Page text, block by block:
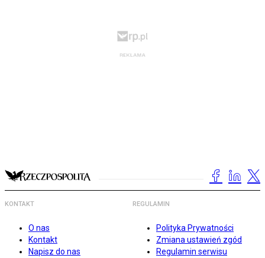
KONTAKT
O nas
Kontakt
Napisz do nas
REGULAMIN
Polityka Prywatności
Zmiana ustawień zgód
Regulamin serwisu